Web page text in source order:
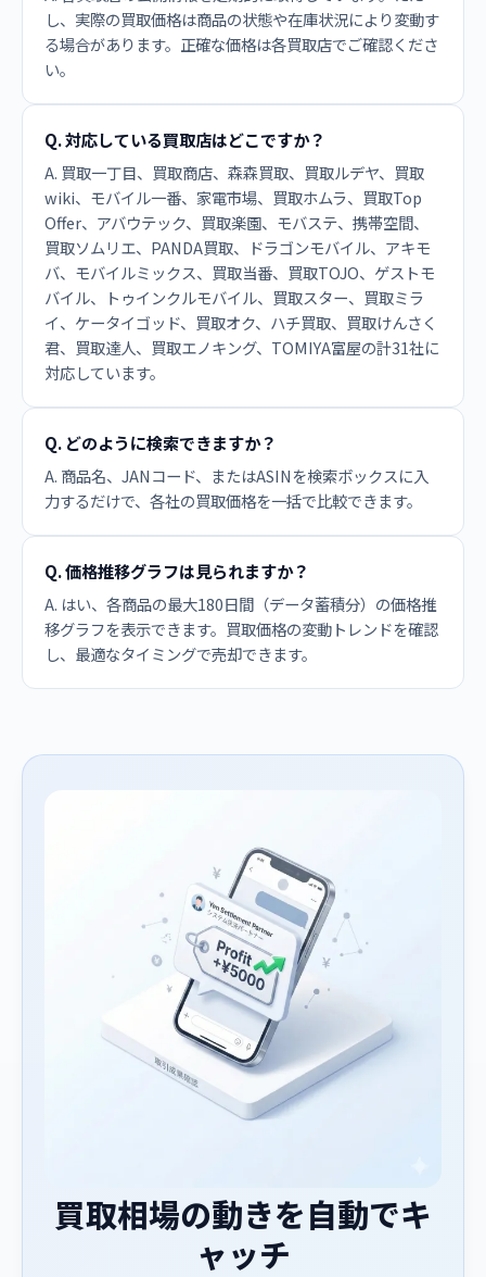
し、実際の買取価格は商品の状態や在庫状況により変動す
る場合があります。正確な価格は各買取店でご確認くださ
い。
Q. 対応している買取店はどこですか？
A. 買取一丁目、買取商店、森森買取、買取ルデヤ、買取
wiki、モバイル一番、家電市場、買取ホムラ、買取Top
Offer、アバウテック、買取楽園、モバステ、携帯空間、
買取ソムリエ、PANDA買取、ドラゴンモバイル、アキモ
バ、モバイルミックス、買取当番、買取TOJO、ゲストモ
バイル、トゥインクルモバイル、買取スター、買取ミラ
イ、ケータイゴッド、買取オク、ハチ買取、買取けんさく
君、買取達人、買取エノキング、TOMIYA富屋の計31社に
対応しています。
Q. どのように検索できますか？
A. 商品名、JANコード、またはASINを検索ボックスに入
力するだけで、各社の買取価格を一括で比較できます。
Q. 価格推移グラフは見られますか？
A. はい、各商品の最大180日間（データ蓄積分）の価格推
移グラフを表示できます。買取価格の変動トレンドを確認
し、最適なタイミングで売却できます。
買取相場の動きを自動でキ
ャッチ